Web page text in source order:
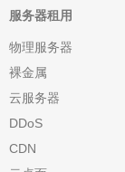
服务器租用
物理服务器
裸金属
云服务器
DDoS
CDN